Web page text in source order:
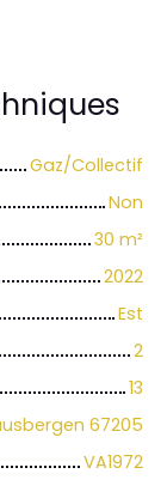
Gaz/Collectif
Non
30 m²
2022
Est
2
13
67205
VA1972